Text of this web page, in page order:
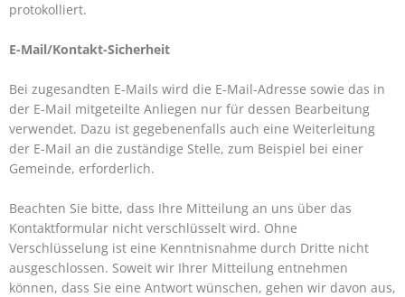
protokolliert.
E-Mail/Kontakt-Sicherheit
Bei zugesandten E-Mails wird die E-Mail-Adresse sowie das in
der E-Mail mitgeteilte Anliegen nur für dessen Bearbeitung
verwendet. Dazu ist gegebenenfalls auch eine Weiterleitung
der E-Mail an die zuständige Stelle, zum Beispiel bei einer
Gemeinde, erforderlich.
Beachten Sie bitte, dass Ihre Mitteilung an uns über das
Kontaktformular nicht verschlüsselt wird. Ohne
Verschlüsselung ist eine Kenntnisnahme durch Dritte nicht
ausgeschlossen. Soweit wir Ihrer Mitteilung entnehmen
können, dass Sie eine Antwort wünschen, gehen wir davon aus,